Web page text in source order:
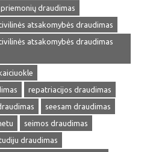
draudimas
atsakomybės draudimas
atsakomybės draudimas
repatriacijos draudimas
seesam draudimas
seimos draudimas
draudimas